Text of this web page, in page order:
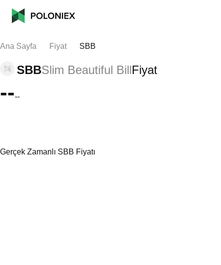
Ana Sayfa Fiyat SBB
SBBSlim Beautiful BillFiyat
----
Gerçek Zamanlı SBB Fiyatı